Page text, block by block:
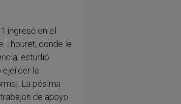
ingresó en el
Thouret, donde le
estudió
ejercer la
La pésima
de apoyo